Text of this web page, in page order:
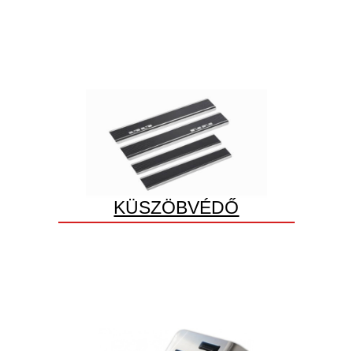
KÜSZÖBVÉDŐ